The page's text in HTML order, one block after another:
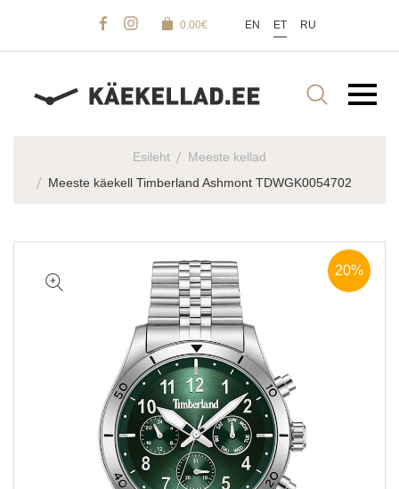
0.00€ EN ET RU
Esileht
Meeste kellad
Meeste käekell Timberland Ashmont TDWGK0054702
20%